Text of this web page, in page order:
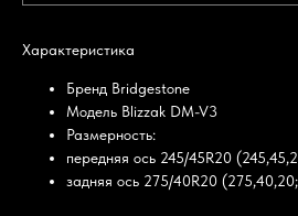
Характеристика
Бренд Bridgestone
Модель Blizzak DM-V3
Размерность:
передняя ось 245/45R20
задняя ось 275/40R20